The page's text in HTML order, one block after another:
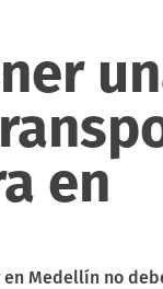
en
Medellín no